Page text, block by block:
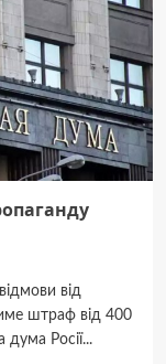
від
штраф від 400
Росії...